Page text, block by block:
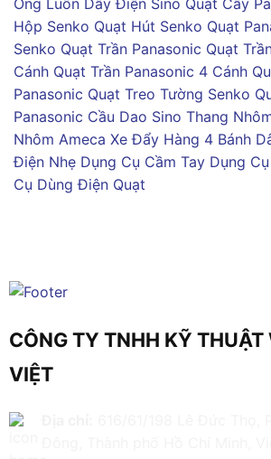
Hộp Senko Quạt Hút Senko Quạt
Senko Quạt Trần Panasonic Quạt
Cánh Quạt Trần Panasonic 4 Cánh
Panasonic Quạt Treo Tường Senko
Panasonic Cầu Dao Sino Thang
Nhôm Ameca Xe Đẩy Hàng 4 Bánh
Điện Nhẹ Dụng Cụ Cầm Tay Dụng
Cụ Dùng Điện Quạt
CÔNG TY TNHH KỸ THUẬT
VIỆT